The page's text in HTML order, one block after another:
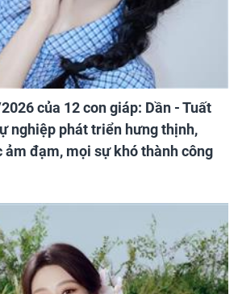
của 12 con giáp: Dần - Tuất
nghiệp phát triển hưng thịnh,
ảm đạm, mọi sự khó thành công